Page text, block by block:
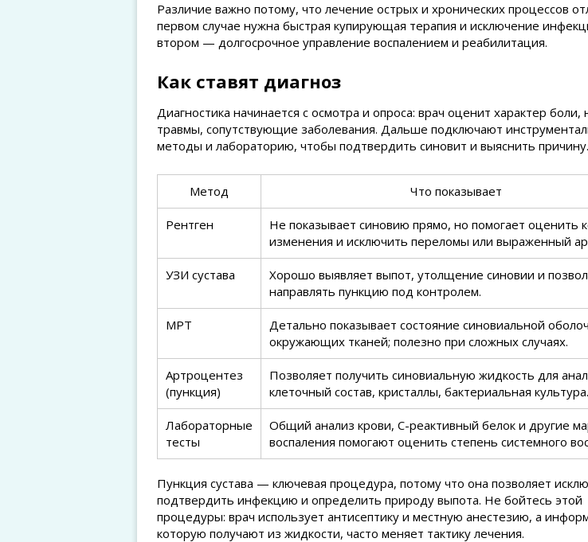
Различие важно потому, что лечение острых и хронических процессов
первом случае нужна быстрая купирующая терапия и исключение
втором — долгосрочное управление воспалением и реабилитация.
Как ставят диагноз
Диагностика начинается с осмотра и опроса: врач оценит характер боли,
травмы, сопутствующие заболевания. Дальше подключают
методы и лабораторию, чтобы подтвердить синовит и выяснить причину.
Метод Что показывает
Рентген
Не показывает синовию прямо, но помогает оценить
изменения и исключить переломы или выраженный
УЗИ сустава
Хорошо выявляет выпот, утолщение синовии и
направлять пункцию под контролем.
МРТ
Детально показывает состояние синовиальной
окружающих тканей; полезно при сложных случаях.
Артроцентез
(пункция)
Позволяет получить синовиальную жидкость для
клеточный состав, кристаллы, бактериальная культура.
Лабораторные
тесты
Общий анализ крови, С-реактивный белок и другие
воспаления помогают оценить степень системного
Пункция сустава — ключевая процедура, потому что она позволяет
подтвердить инфекцию и определить природу выпота. Не бойтесь этой
процедуры: врач использует антисептику и местную анестезию, а
которую получают из жидкости, часто меняет тактику лечения.